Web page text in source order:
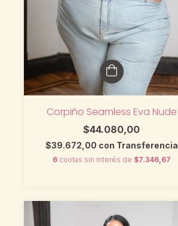
Corpiño Seamless Eva Nude
$44.080,00
$39.672,00 con Transferencia
6 cuotas sin interés de $7.346,67